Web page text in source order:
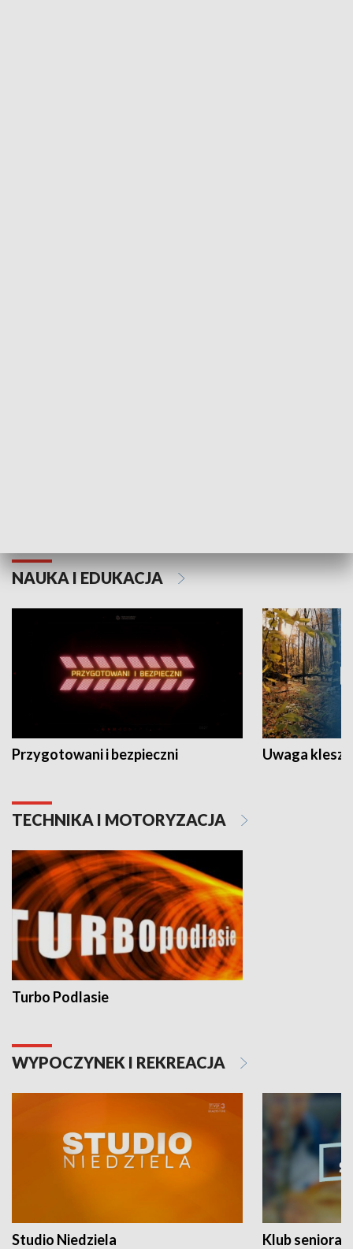
NAUKA I EDUKACJA
Przygotowani i bezpieczni Uwaga
TECHNIKA I MOTORYZACJA
Turbo Podlasie
WYPOCZYNEK I REKREACJA
Studio Niedziela Klub seniora